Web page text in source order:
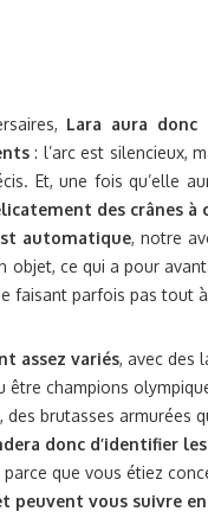
Lara aura donc
: l’arc est silencieux,
Et, une fois qu’elle
des crânes à
automatique, notre
objet, ce qui a pour
faisant parfois pas tout
assez variés, avec des
être champions
brutasses armurées
donc d’identifier
que vous étiez
peuvent vous suivre